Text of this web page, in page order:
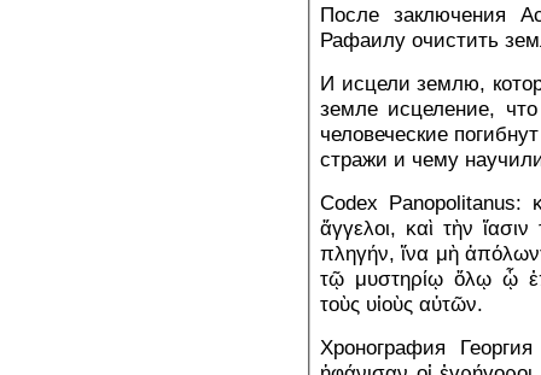
После заключения
Рафаилу очистить
И исцели землю,
земле исцеление,
человеческие
стражи и чему
Codex Panopolitanus:
ἄγγελοι, καὶ τὴν
πληγήν, ἵνα μὴ
τῷ μυστηρίῳ ὅλῳ ᾧ
τοὺς υἱοὺς αὐτῶν.
Хронография